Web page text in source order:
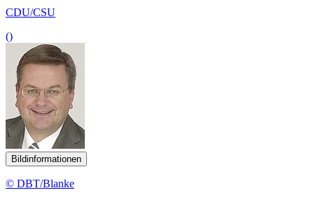
CDU/CSU
()
Bildinformationen
© DBT/Blanke